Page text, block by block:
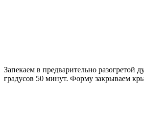
Запекаем в предварительно разогретой
градусов 50 минут. Форму закрываем